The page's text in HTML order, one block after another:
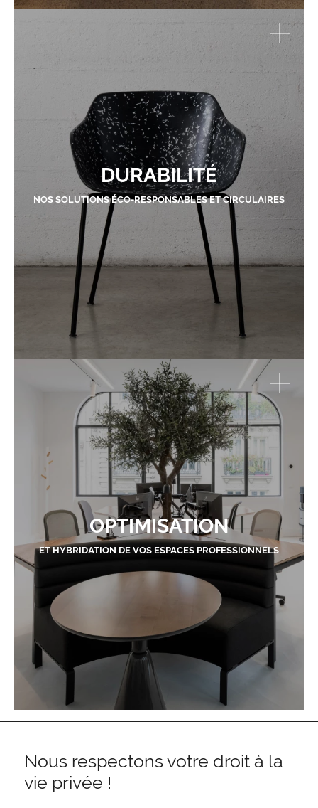
DURABILITÉ
NOS SOLUTIONS ÉCO-RESPONSABLES ET CIRCULAIRES
OPTIMISATION
ET HYBRIDATION DE VOS ESPACES PROFESSIONNELS
Nous respectons votre droit à la
vie privée !